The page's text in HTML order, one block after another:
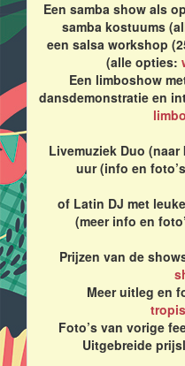
Een samba show als
samba kostuums
een salsa workshop
(alle opties:
Een limboshow
dansdemonstratie en
Livemuziek Duo
uur (info en
of Latin DJ met
(meer info en
Prijzen van de
Meer uitleg en
Foto’s van vorige
Uitgebreide